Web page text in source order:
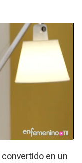
convertido en un